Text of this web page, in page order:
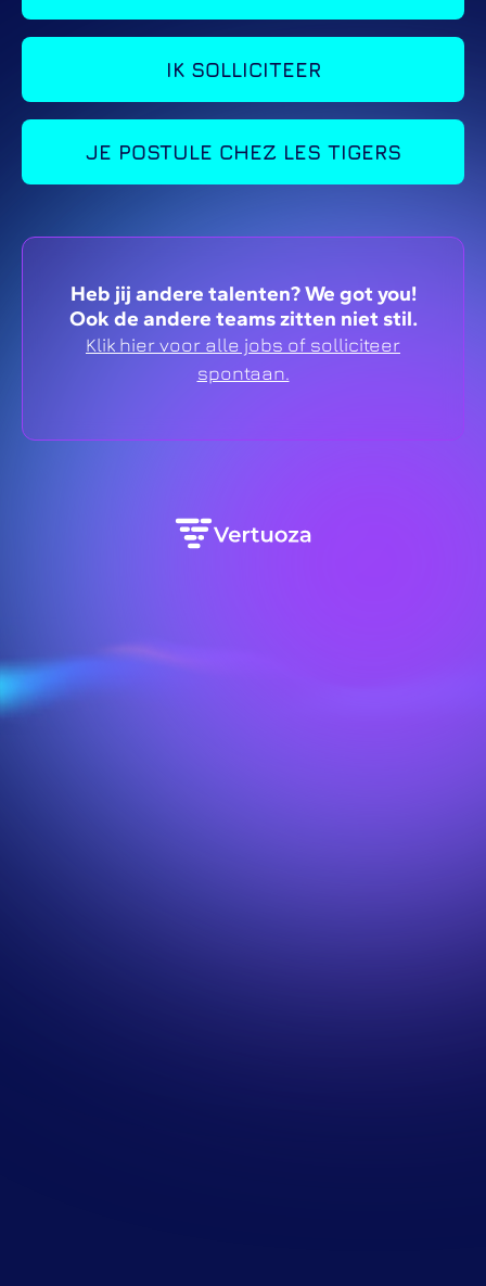
IK SOLLICITEER
JE POSTULE CHEZ LES TIGERS
Heb jij andere talenten? We got you!
Ook de andere teams zitten niet stil.
Klik hier voor alle jobs of solliciteer
spontaan.